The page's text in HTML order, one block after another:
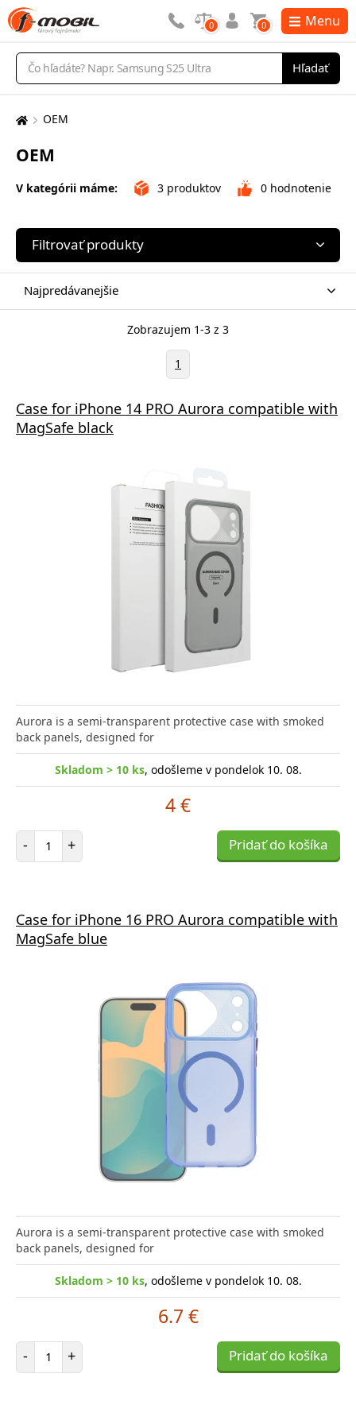
Vyhľadávanie
Hľadať
0 0 Menu
Tu
nachádzate:
OEM
OEM
V kategórii máme: 3 produktov 0 hodnotenie
Filtrovať produkty
Najpredávanejšie
Zobrazujem 1-3 z 3
1
Case for iPhone 14 PRO Aurora compatible with
MagSafe black
Aurora is a semi-transparent protective case with smoked
back panels, designed for
Skladom > 10 ks, odošleme v pondelok 10. 08.
4 €
- Počet položiek
+ Pridať do košíka
Case for iPhone 16 PRO Aurora compatible with
MagSafe blue
Aurora is a semi-transparent protective case with smoked
back panels, designed for
Skladom > 10 ks, odošleme v pondelok 10. 08.
6.7 €
- Počet položiek
+ Pridať do košíka